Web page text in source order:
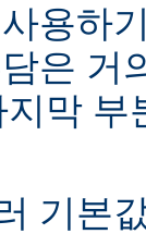
용하
은 거
막
기본